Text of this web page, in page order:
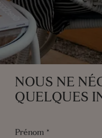
Email*
NOUS NE
QUELQUES
Prénom *